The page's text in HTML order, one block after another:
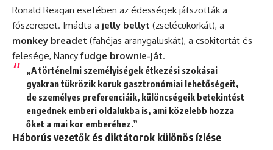
Ronald Reagan esetében az édességek játszották a
főszerepet. Imádta a jelly bellyt (zselécukorkát), a
monkey breadet (fahéjas aranygaluskát), a csokitortát és
felesége, Nancyfudge brownie-ját.
„A történelmi személyiségek étkezési szokásai
gyakran tükrözik koruk gasztronómiai lehetőségeit,
de személyes preferenciáik, különcségeik betekintést
engednek emberi oldalukba is, ami közelebb hozza
őket a mai kor emberéhez.”
Háborús vezetők és diktátorok különös ízlése